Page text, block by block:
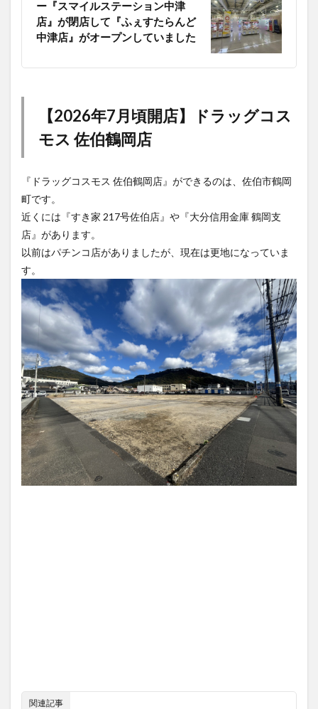
ー『スマイルステーション中津
店』が閉店して『ふぇすたらんど
中津店』がオープンしていました
【2026年7月頃開店】ドラッグコス
モス 佐伯鶴岡店
『ドラッグコスモス 佐伯鶴岡店』ができるのは、佐伯市鶴岡
町です。
近くには『すき家 217号佐伯店』や『大分信用金庫 鶴岡支
店』があります。
以前はパチンコ店がありましたが、現在は更地になっていま
す。
関連記事